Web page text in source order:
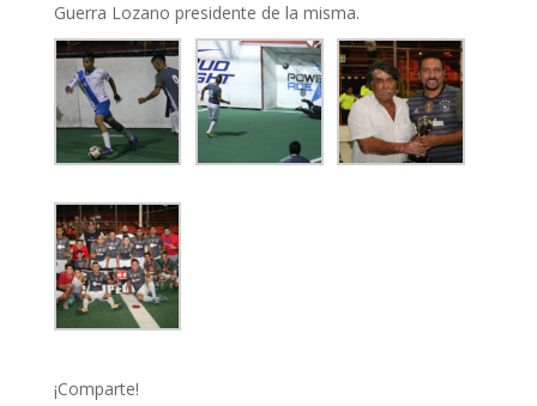
Guerra Lozano presidente de la misma.
¡Comparte!